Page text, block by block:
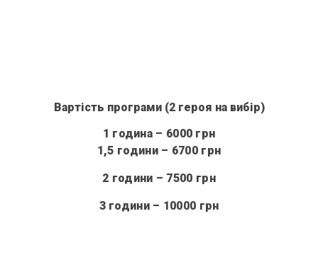
Вартість програми (2 героя на вибір)
1 година – 6000 грн
1,5 години – 6700 грн
2 години – 7500 грн
3 години – 10000 грн